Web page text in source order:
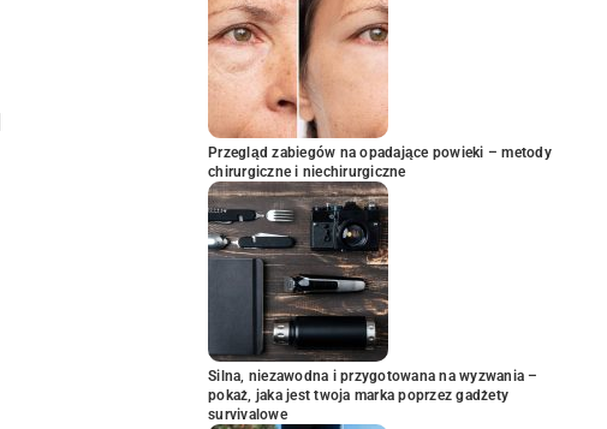
Przegląd zabiegów na opadające powieki – metody
chirurgiczne i niechirurgiczne
Silna, niezawodna i przygotowana na wyzwania –
pokaż, jaka jest twoja marka poprzez gadżety
survivalowe